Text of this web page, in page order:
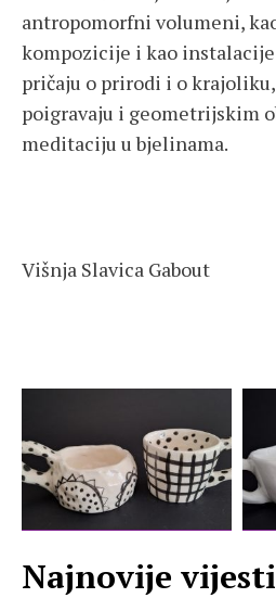
antropomorfni volumeni,
kompozicije i kao
pričaju o prirodi i o
poigravaju i geometrijskim
meditaciju u bjelinama.
Višnja Slavica Gabout
Najnovije vijesti